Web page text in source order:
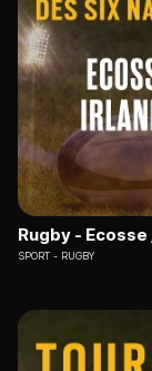
Rugby -
SPORT RUGBY